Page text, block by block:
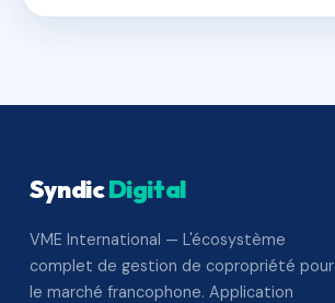
SyndicDigital
VME International — L'écosystème
complet de gestion de copropriété pour
le marché francophone. Application